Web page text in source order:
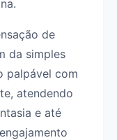
de
da simples
palpável com
atendendo
e até